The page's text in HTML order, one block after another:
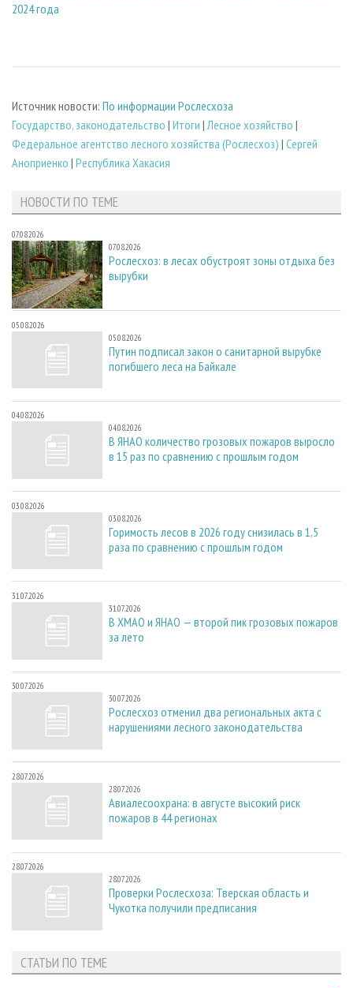
2024 года
Источник новости: По информации Рослесхоза
Государство, законодательство | Итоги | Лесное хозяйство |
Федеральное агентство лесного хозяйства (Рослесхоз) | Сергей
Аноприенко | Республика Хакасия
НОВОСТИ ПО ТЕМЕ
07.08.2026
07.08.2026
Рослесхоз: в лесах обустроят зоны отдыха без
вырубки
05.08.2026
05.08.2026
Путин подписал закон о санитарной вырубке
погибшего леса на Байкале
04.08.2026
04.08.2026
В ЯНАО количество грозовых пожаров выросло
в 15 раз по сравнению с прошлым годом
03.08.2026
03.08.2026
Горимость лесов в 2026 году снизилась в 1,5
раза по сравнению с прошлым годом
31.07.2026
31.07.2026
В ХМАО и ЯНАО — второй пик грозовых пожаров
за лето
30.07.2026
30.07.2026
Рослесхоз отменил два региональных акта с
нарушениями лесного законодательства
28.07.2026
28.07.2026
Авиалесоохрана: в августе высокий риск
пожаров в 44 регионах
28.07.2026
28.07.2026
Проверки Рослесхоза: Тверская область и
Чукотка получили предписания
СТАТЬИ ПО ТЕМЕ